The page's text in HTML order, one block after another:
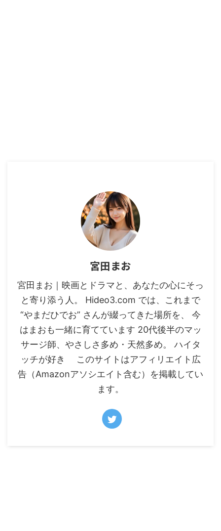
宮田まお
宮田まお｜映画とドラマと、あなたの心にそっ
と寄り添う人。 Hideo3.com では、これまで
“やまだひでお” さんが綴ってきた場所を、 今
はまおも一緒に育てています 20代後半のマッ
サージ師、やさしさ多め・天然多め。 ハイタ
ッチが好き このサイトはアフィリエイト広
告（Amazonアソシエイト含む）を掲載してい
ます。